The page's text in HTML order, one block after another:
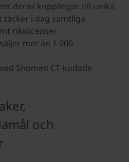
deras kopplingar till unika
täcker i dag samtliga
rikslicenser
mer än 1 000
Snomed CT‑kodade
och